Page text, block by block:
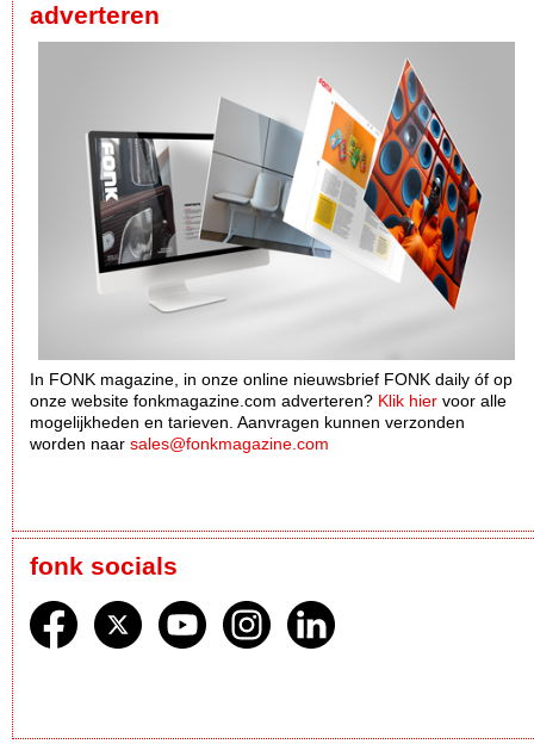
adverteren
In FONK magazine, in onze online nieuwsbrief FONK daily óf op
onze website fonkmagazine.com adverteren? Klik hier voor alle
mogelijkheden en tarieven. Aanvragen kunnen verzonden
worden naar sales@fonkmagazine.com
fonk socials